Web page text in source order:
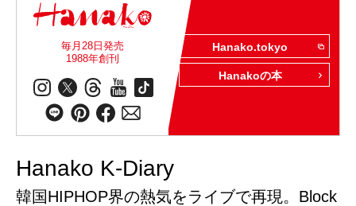
毎月28日発売
1988年創刊
Hanako.tokyo
Hanakoの本
Hanako K-Diary
韓国HIPHOP界の熱気をライブで再現。Block